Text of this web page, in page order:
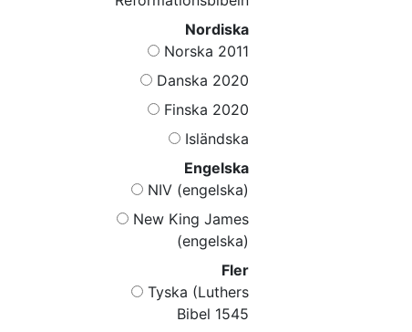
Nordiska
Norska 2011
Danska 2020
Finska 2020
Isländska
Engelska
NIV (engelska)
New King James
(engelska)
Fler
Tyska (Luthers
Bibel 1545